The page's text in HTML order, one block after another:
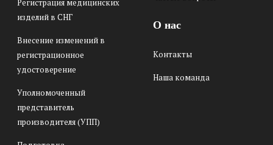
Регистрация медицинских
изделий в СНГ
Внесение изменений в
регистрационное
удостоверение
Уполномоченный
представитель
производителя (УПП)
О нас
Контакты
Наша команда